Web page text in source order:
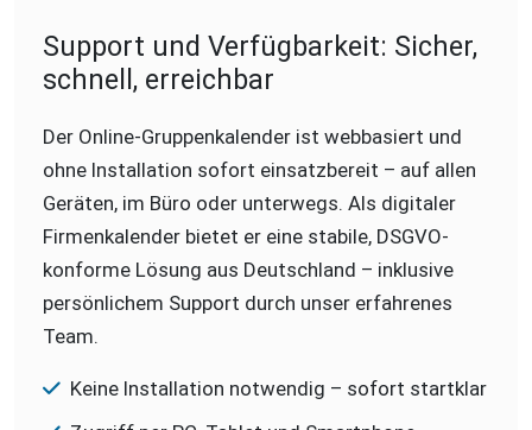
Support und Verfügbarkeit: Sicher,
schnell, erreichbar
Der Online-Gruppenkalender ist webbasiert und
ohne Installation sofort einsatzbereit – auf allen
Geräten, im Büro oder unterwegs. Als digitaler
Firmenkalender bietet er eine stabile, DSGVO-
konforme Lösung aus Deutschland – inklusive
persönlichem Support durch unser erfahrenes
Team.
Keine Installation notwendig – sofort startklar